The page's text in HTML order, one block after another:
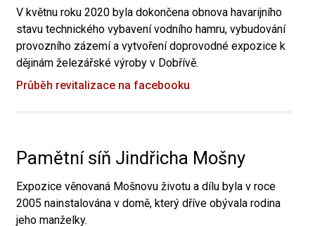
V květnu roku 2020 byla dokončena obnova havarijního
stavu technického vybavení vodního hamru, vybudování
provozního zázemí a vytvoření doprovodné expozice k
dějinám železářské výroby v Dobřívě.
Průběh revitalizace na facebooku
Pamětní síň Jindřicha Mošny
Expozice věnovaná Mošnovu životu a dílu byla v roce
2005 nainstalována v domě, který dříve obývala rodina
jeho manželky.